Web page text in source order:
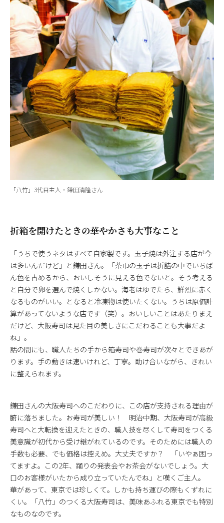
「八竹」3代目主人・鎌田清隆さん
折箱を開けたときの華やかさも大事なこと
「うちで使うネタはすべて自家製です。玉子焼は外注する店が今
は多いんだけど」と鎌田さん。「茶巾の玉子は折詰の中でいちば
ん色を占めるから、おいしそうに見える色でないと。そう考える
と自分で卵を選んで焼くしかない。海老はゆでたら、鮮烈に赤く
なるものがいい。となると冷凍物は使いたくない。うちは原価計
算があってないような店です（笑）。おいしいことはあたりまえ
だけど、大阪寿司は見た目の美しさにこだわることも大事だよ
ね」。
話の間にも、職人たちの手から箱寿司や巻寿司が次々とできあが
ります。手の動きは速いけれど、丁寧。助け合いながら、きれい
に整えられます。
鎌田さんの大阪寿司へのこだわりに、この店が支持される理由が
腑に落ちました。お寿司が美しい！ 明治中期、大阪寿司が高級
寿司へと大転換を迎えたときの、職人技を尽くして寿司をつくる
美意識が初代から受け継がれているのです。そのためには職人の
手数も必要、でも価格は控えめ。大丈夫ですか？ 「いやぁ困っ
てますよ。この2年、踊りの発表会やお茶会がないでしょう。大
口のお客様がいたから成り立っていたんでね」と嘆くご主人。
華があって、東京では珍しくて。しかも持ち運びの際もくずれに
くい。「八竹」のつくる大阪寿司は、美味あふれる東京でも特別
なものなのです。